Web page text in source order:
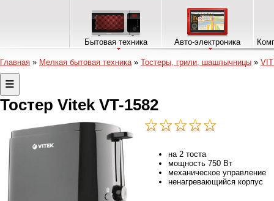
Бытовая техника Авто-электроника
Главная » Мелкая бытовая техника» Тостеры, грили, шашлычницы »
Тостер Vitek VT-1582
на 2 тоста
мощность 750 Вт
механическое управление
ненагревающийся корпус